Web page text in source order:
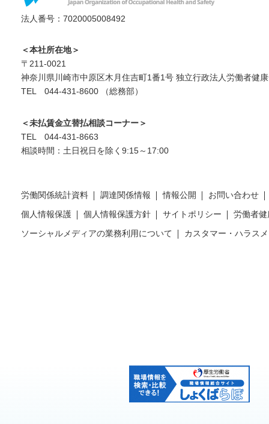
法人番号：7020005008492
＜本社所在地＞
〒211-0021
神奈川県川崎市中原区木月住吉町1番1号 独立行政法人労働者健
TEL 044-431-8600 （総務部）
＜未払賃金立替払相談コーナー＞
TEL 044-431-8663
相談時間：土日祝日を除く9:15～17:00
労働関係統計資料 調達関係情報 情報公開
お問い合わせ
個人情報保護
個人情報保護方針 サイトポリシー
労働者
ソーシャルメディアの業務利用について
カスタマー・ハラス